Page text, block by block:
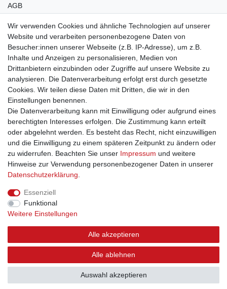
AGB
Bleibt auf dem Laufenden ...
Newsletter
Honig
Hiermit bestätige ich, dass ich dieDaten­schutz­erklärunggelesen habe. Meine
Einwilligung kann ich jederzeit widerrufen.**
** Hierbei handelt es sich um ein Pflichtfeld.
Impressum Daten­schutz­erklärung AGB
Widerrufs­recht
Wir verwenden Cookies und ähnliche Technologien auf unserer
Website und verarbeiten personenbezogene Daten von
Besucher:innen unserer Webseite (z.B. IP-Adresse), um z.B.
Inhalte und Anzeigen zu personalisieren, Medien von
Drittanbietern einzubinden oder Zugriffe auf unsere Website zu
analysieren. Die Datenverarbeitung erfolgt erst durch gesetzte
Cookies. Wir teilen diese Daten mit Dritten, die wir in den
Einstellungen benennen.
Die Datenverarbeitung kann mit Einwilligung oder aufgrund eines
berechtigten Interesses erfolgen. Die Zustimmung kann erteilt
oder abgelehnt werden. Es besteht das Recht, nicht einzuwilligen
und die Einwilligung zu einem späteren Zeitpunkt zu ändern oder
zu widerrufen. Beachten Sie unser Impressum und weitere
Hinweise zur Verwendung personenbezogener Daten in unserer
Daten­schutz­erklärung
Essenziell
Funktional
Weitere Einstellungen
Alle akzeptieren
Alle ablehnen
Auswahl akzeptieren